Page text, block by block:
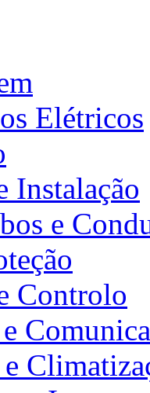
Elétricos
Instalação
e
Controlo